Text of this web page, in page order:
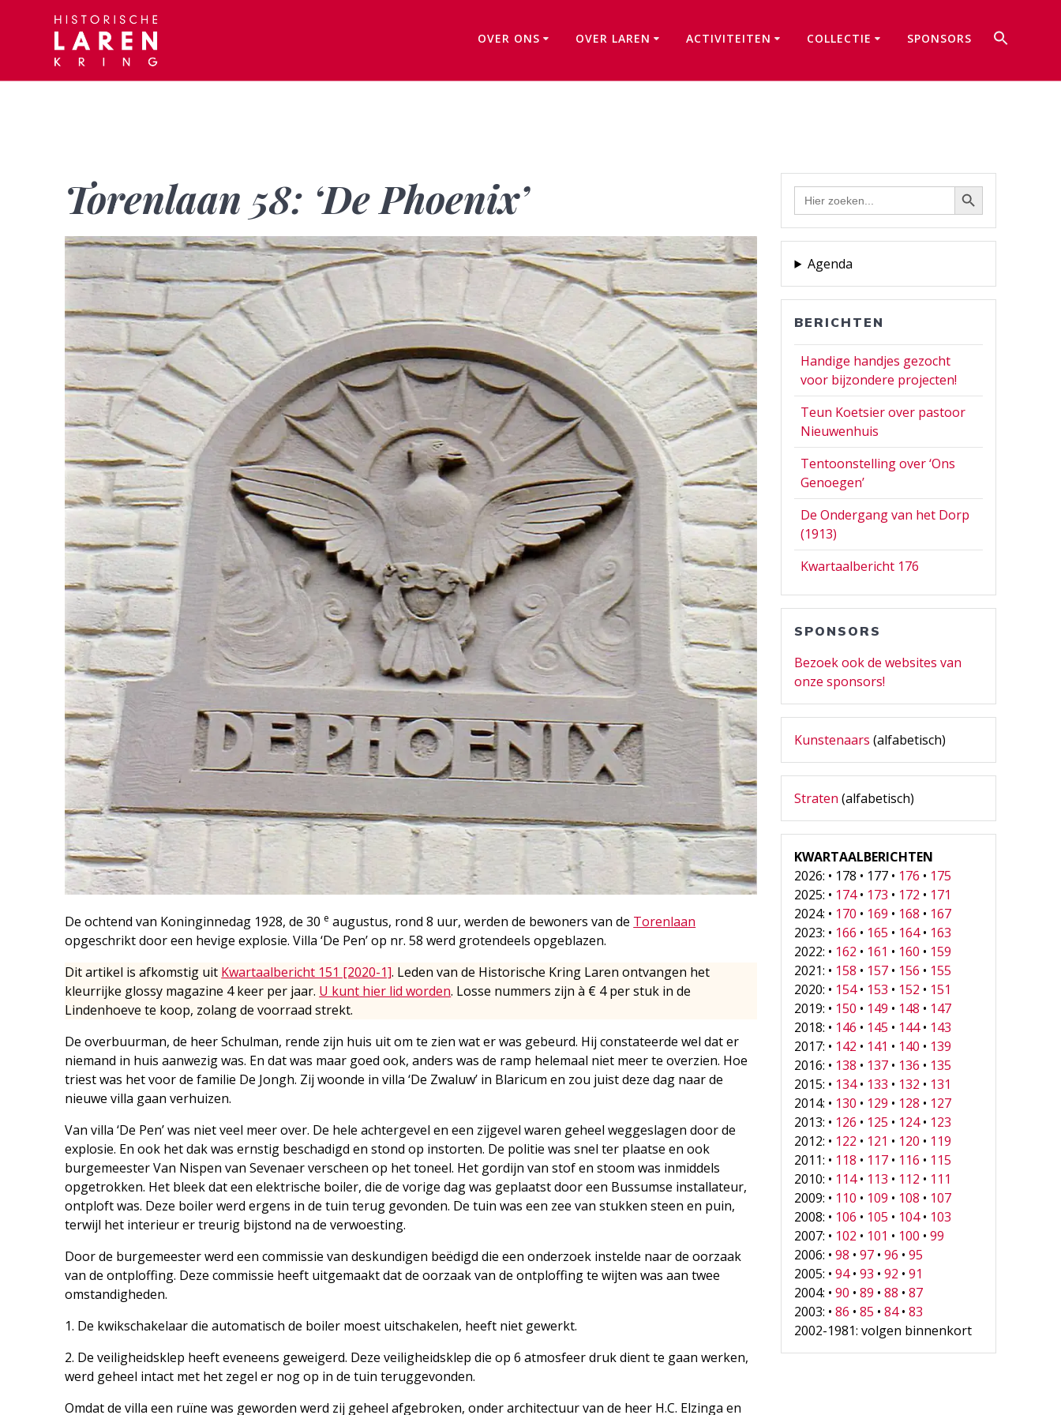
OVER ONS OVER LAREN ACTIVITEITEN COLLECTIE SPONSORS
Torenlaan 58: ‘De Phoenix’
De ochtend van Koninginnedag 1928, de 30 e augustus, rond 8 uur, werden de bewoners van de Torenlaan
opgeschrikt door een hevige explosie. Villa ‘De Pen’ op nr. 58 werd grotendeels opgeblazen.
Dit artikel is afkomstig uit Kwartaalbericht 151 [2020-1]. Leden van de Historische Kring Laren ontvangen het
kleurrijke glossy magazine 4 keer per jaar. U kunt hier lid worden. Losse nummers zijn à € 4 per stuk in de
Lindenhoeve te koop, zolang de voorraad strekt.
De overbuurman, de heer Schulman, rende zijn huis uit om te zien wat er was gebeurd. Hij constateerde wel dat er
niemand in huis aanwezig was. En dat was maar goed ook, anders was de ramp helemaal niet meer te overzien. Hoe
triest was het voor de familie De Jongh. Zij woonde in villa ‘De Zwaluw’ in Blaricum en zou juist deze dag naar de
nieuwe villa gaan verhuizen.
Van villa ‘De Pen’ was niet veel meer over. De hele achtergevel en een zijgevel waren geheel weggeslagen door de
explosie. En ook het dak was ernstig beschadigd en stond op instorten. De politie was snel ter plaatse en ook
burgemeester Van Nispen van Sevenaer verscheen op het toneel. Het gordijn van stof en stoom was inmiddels
opgetrokken. Het bleek dat een elektrische boiler, die de vorige dag was geplaatst door een Bussumse installateur,
ontploft was. Deze boiler werd ergens in de tuin terug gevonden. De tuin was een zee van stukken steen en puin,
terwijl het interieur er treurig bijstond na de verwoesting.
Door de burgemeester werd een commissie van deskundigen beëdigd die een onderzoek instelde naar de oorzaak
van de ontploffing. Deze commissie heeft uitgemaakt dat de oorzaak van de ontploffing te wijten was aan twee
omstandigheden.
1. De kwikschakelaar die automatisch de boiler moest uitschakelen, heeft niet gewerkt.
2. De veiligheidsklep heeft eveneens geweigerd. Deze veiligheidsklep die op 6 atmosfeer druk dient te gaan werken,
werd geheel intact met het zegel er nog op in de tuin teruggevonden.
Omdat de villa een ruïne was geworden werd zij geheel afgebroken, onder architectuur van de heer H.C. Elzinga en
Zoek
naar:
Zoekknop
Agenda
BERICHTEN
Handige handjes gezocht
voor bijzondere projecten!
Teun Koetsier over pastoor
Nieuwenhuis
Tentoonstelling over ‘Ons
Genoegen’
De Ondergang van het Dorp
(1913)
Kwartaalbericht 176
SPONSORS
Bezoek ook de websites van
onze sponsors!
Kunstenaars (alfabetisch)
Straten (alfabetisch)
KWARTAALBERICHTEN
2026: • 178 • 177 • 176 • 175
2025: • 174• 173 • 172 • 171
2024: • 170 • 169 • 168 • 167
2023: • 166 • 165 • 164• 163
2022: • 162 • 161 • 160 • 159
2021: • 158 • 157 • 156 • 155
2020: • 154• 153 • 152 • 151
2019: • 150 • 149 • 148 • 147
2018: • 146 • 145 • 144• 143
2017: • 142 • 141 • 140 • 139
2016: • 138 • 137 • 136 • 135
2015: • 134• 133 • 132 • 131
2014: • 130 • 129 • 128 • 127
2013: • 126 • 125 • 124• 123
2012: • 122 • 121 • 120 • 119
2011: • 118 • 117 • 116 • 115
2010: • 114• 113 • 112 • 111
2009: • 110 • 109 • 108 • 107
2008: • 106 • 105 • 104• 103
2007: • 102 • 101 • 100 •99
2006: •98 •97 •96 •95
2005: •94•93 •92 •91
2004: •90 •89 •88 •87
2003: •86 •85 •84•83
2002-1981: volgen binnenkort